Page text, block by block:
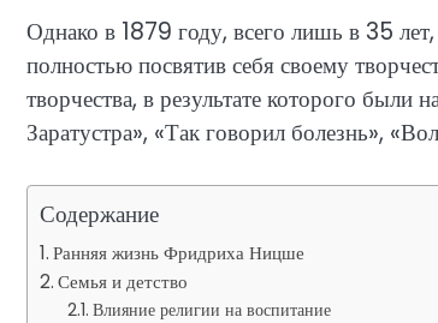
Однако в 1879 году, всего лишь в 35
полностью посвятив себя своему
творчества, в результате которого были
Заратустра», «Так говорил болезнь»,
Содержание
Ранняя жизнь Фридриха Ницше
Семья и детство
Влияние религии на воспитание